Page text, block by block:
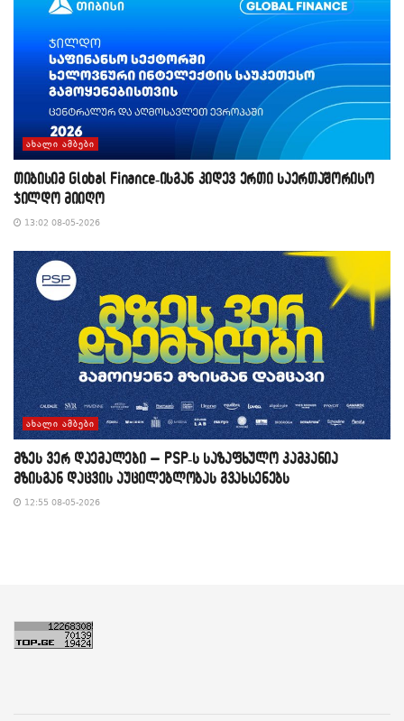
ᲐᲮᲐᲚᲘ ᲐᲛᲑᲔᲑᲘ
თიბისიმ Global Finance-ისგან კიდევ ერთი საერთაშორისო
ჯილდო მიიღო
13:02 08-05-2026
ᲐᲮᲐᲚᲘ ᲐᲛᲑᲔᲑᲘ
მზეს ვერ დაემალები – PSP-ს საზაფხულო კამპანია
მზისგან დაცვის აუცილებლობას გვახსენებს
12:55 08-05-2026